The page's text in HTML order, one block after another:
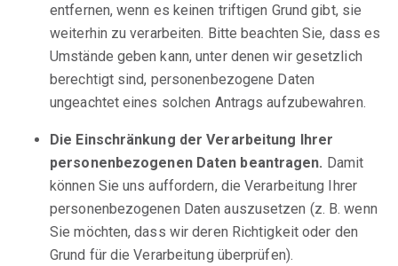
entfernen, wenn es keinen triftigen Grund gibt, sie
weiterhin zu verarbeiten. Bitte beachten Sie, dass es
Umstände geben kann, unter denen wir gesetzlich
berechtigt sind, personenbezogene Daten
ungeachtet eines solchen Antrags aufzubewahren.
Die Einschränkung der Verarbeitung Ihrer
personenbezogenen Daten beantragen. Damit
können Sie uns auffordern, die Verarbeitung Ihrer
personenbezogenen Daten auszusetzen (z. B. wenn
Sie möchten, dass wir deren Richtigkeit oder den
Grund für die Verarbeitung überprüfen).